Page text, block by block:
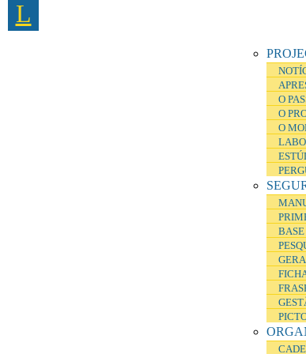
Passar para o conteúdo principal
L
O
O
O